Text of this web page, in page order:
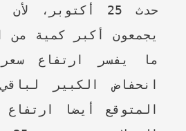
حدث 25 أكتوبر،
يجمعون أكبر كمية من
ما يفسر ارتفاع
انحفاض الكبير
المتوقع أيضا